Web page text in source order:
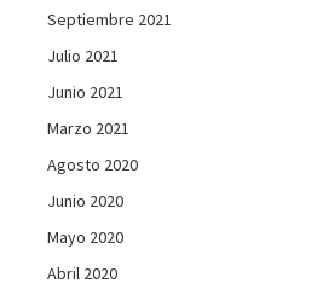
Septiembre 2021
Julio 2021
Junio 2021
Marzo 2021
Agosto 2020
Junio 2020
Mayo 2020
Abril 2020